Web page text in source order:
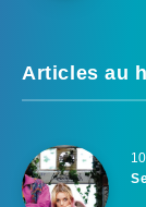
Articles au